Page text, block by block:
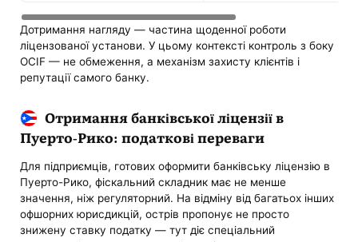
Дотримання нагляду — частина щоденної роботи
ліцензованої установи. У цьому контексті контроль з боку
OCIF — не обмеження, а механізм захисту клієнтів і
репутації самого банку.
Отримання банківської ліцензії в
Пуерто-Рико: податкові переваги
Для підприємців, готових оформити банківську ліцензію в
Пуерто-Рико, фіскальний складник має не менше
значення, ніж регуляторний. На відміну від багатьох інших
офшорних юрисдикцій, острів пропонує не просто
знижену ставку податку — тут діє спеціальний